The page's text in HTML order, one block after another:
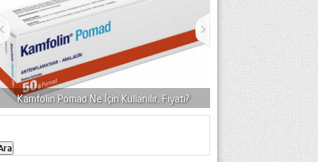
Kamfolin Pomad Ne İçin Kullanılır, Fiyatı? Elocon Pomad
Arama: